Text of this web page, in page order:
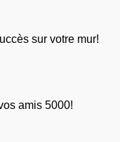
sur votre mur!
amis 5000!